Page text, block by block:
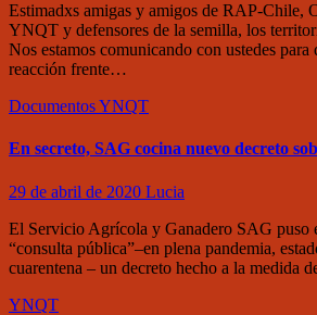
Estimadxs amigas y amigos de RAP-
YNQT y defensores de la semilla, los
Nos estamos comunicando con ustedes para
reacción frente…
DocumentosYNQT
En secreto, SAG cocina nuevo decreto
29 de abril de 2020 Lucia
El Servicio Agrícola y Ganadero SAG puso
“consulta pública”–en plena pandemia,
cuarentena – un decreto hecho a la medida
YNQT